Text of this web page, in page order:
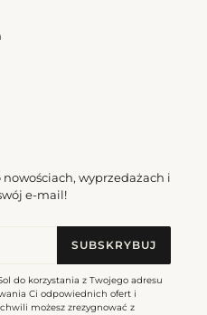
wyprzedażach i
e-mail!
SUBSKRYBUJ
do korzystania z Twojego adresu
Ci odpowiednich ofert i
możesz zrezygnować z